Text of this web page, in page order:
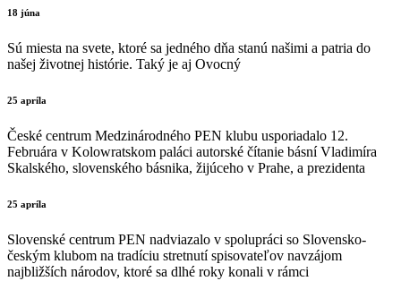
18 júna
Sú miesta na svete, ktoré sa jedného dňa stanú našimi a patria do
našej životnej histórie. Taký je aj Ovocný
25 apríla
České centrum Medzinárodného PEN klubu usporiadalo 12.
Februára v Kolowratskom paláci autorské čítanie básní Vladimíra
Skalského, slovenského básnika, žijúceho v Prahe, a prezidenta
25 apríla
Slovenské centrum PEN nadviazalo v spolupráci so Slovensko-
českým klubom na tradíciu stretnutí spisovateľov navzájom
najbližších národov, ktoré sa dlhé roky konali v rámci